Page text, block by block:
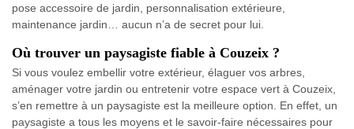
pose accessoire de jardin, personnalisation extérieure,
maintenance jardin… aucun n’a de secret pour lui.
Où trouver un paysagiste fiable à Couzeix ?
Si vous voulez embellir votre extérieur, élaguer vos arbres,
aménager votre jardin ou entretenir votre espace vert à Couzeix,
s’en remettre à un paysagiste est la meilleure option. En effet, un
paysagiste a tous les moyens et le savoir-faire nécessaires pour